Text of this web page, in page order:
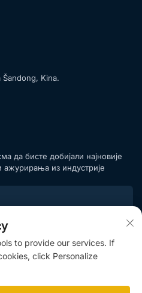
Kina.
да бисте добијали најновије
из индустрије
се
и уживајте у
саветима.
to provide our services. If
click Personalize